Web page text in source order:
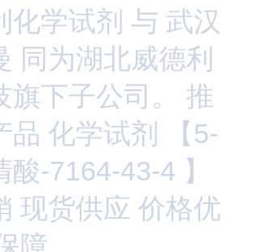
化学试剂 与 武汉
同为湖北威德利
旗下子公司。 推
品 化学试剂 【5-
-7164-43-4 】
现货供应 价格优
障